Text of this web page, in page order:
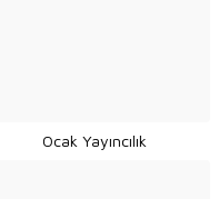
Ocak Yayıncılık